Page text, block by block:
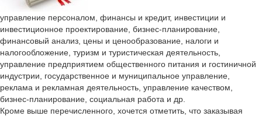
управление персоналом, финансы и кредит, инвестиции и
инвестиционное проектирование, бизнес-планирование,
финансовый анализ, цены и ценообразование, налоги и
налогообложение, туризм и туристическая деятельность,
управление предприятием общественного питания и гостиничной
индустрии, государственное и муниципальное управление,
реклама и рекламная деятельность, управление качеством,
бизнес-планирование, социальная работа и др.
Кроме выше перечисленного, хочется отметить, что заказывая